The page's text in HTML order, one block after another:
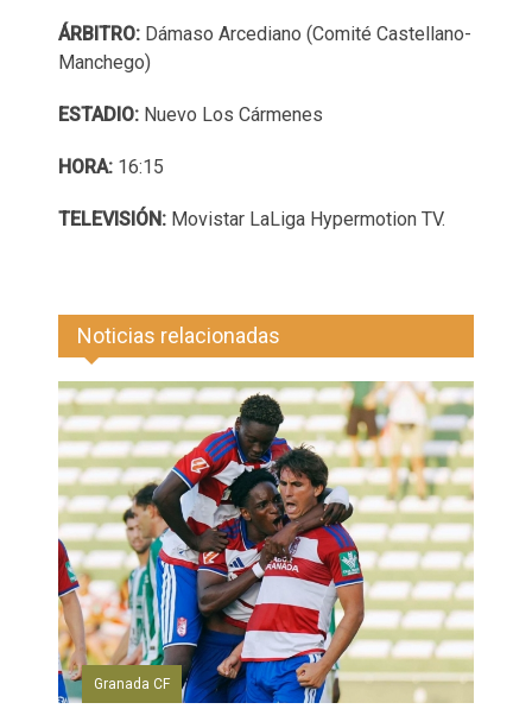
ÁRBITRO: Dámaso Arcediano (Comité Castellano-
Manchego)
ESTADIO: Nuevo Los Cármenes
HORA: 16:15
TELEVISIÓN: Movistar LaLiga Hypermotion TV.
Noticias relacionadas
Granada CF